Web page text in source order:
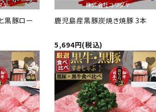
ヤ
黒豚ロー
株式会社コワダヤ
鹿児島産黒豚炭焼き焼豚 3本
5,694円(税込)
favorite favorite